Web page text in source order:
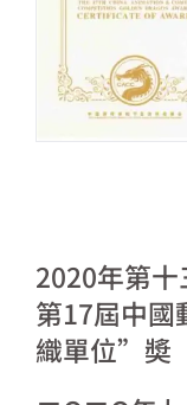
2020年第
第17屆中
織單位”奬